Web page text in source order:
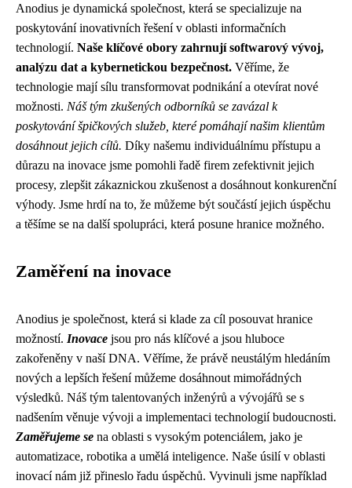
Anodius je dynamická společnost, která se specializuje na
poskytování inovativních řešení v oblasti informačních
technologií. Naše klíčové obory zahrnují softwarový vývoj,
analýzu dat a kybernetickou bezpečnost. Věříme, že
technologie mají sílu transformovat podnikání a otevírat nové
možnosti. Náš tým zkušených odborníků se zavázal k
poskytování špičkových služeb, které pomáhají našim klientům
dosáhnout jejich cílů. Díky našemu individuálnímu přístupu a
důrazu na inovace jsme pomohli řadě firem zefektivnit jejich
procesy, zlepšit zákaznickou zkušenost a dosáhnout konkurenční
výhody. Jsme hrdí na to, že můžeme být součástí jejich úspěchu
a těšíme se na další spolupráci, která posune hranice možného.
Zaměření na inovace
Anodius je společnost, která si klade za cíl posouvat hranice
možností. Inovace jsou pro nás klíčové a jsou hluboce
zakořeněny v naší DNA. Věříme, že právě neustálým hledáním
nových a lepších řešení můžeme dosáhnout mimořádných
výsledků. Náš tým talentovaných inženýrů a vývojářů se s
nadšením věnuje vývoji a implementaci technologií budoucnosti.
Zaměřujeme se na oblasti s vysokým potenciálem, jako je
automatizace, robotika a umělá inteligence. Naše úsilí v oblasti
inovací nám již přineslo řadu úspěchů. Vyvinuli jsme například